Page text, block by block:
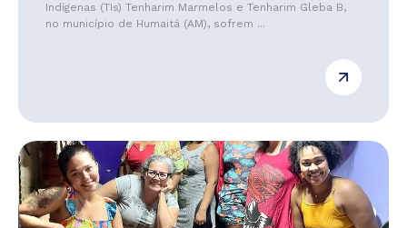
Indígenas (TIs) Tenharim Marmelos e Tenharim Gleba B,
no município de Humaitá (AM), sofrem ...